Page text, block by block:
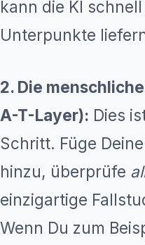
kann die KI
Unterpunkte
2. Die
A-T-Layer): Dies
Schritt. Füge
hinzu, überprüfe
einzigartige
Wenn Du zum